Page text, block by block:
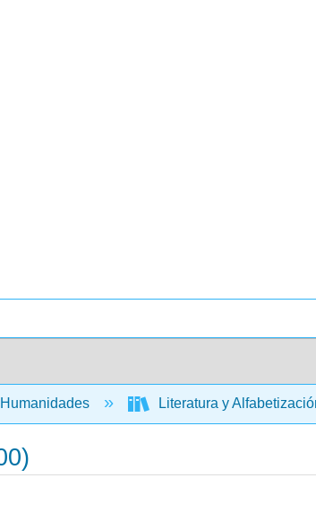
Humanidades Literatura y